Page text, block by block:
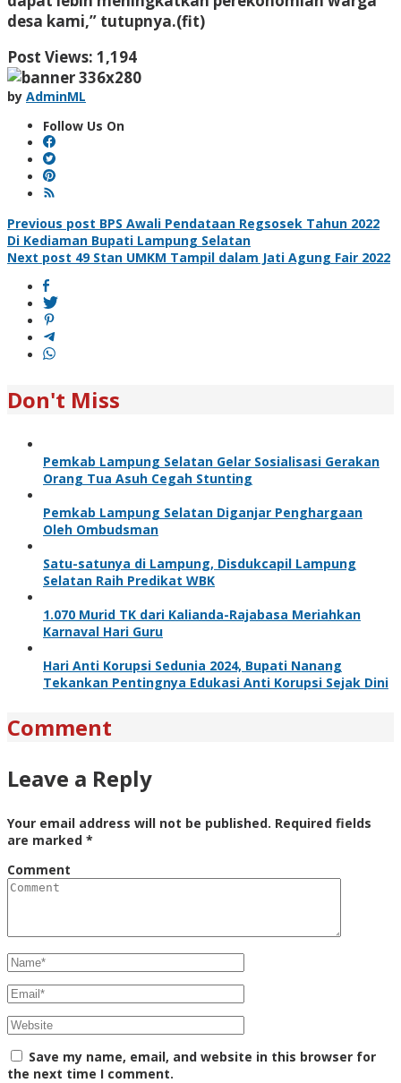
desa kami,” tutupnya.(fit)
Post Views: 1,194
by AdminML
Follow Us On
Post
navigation
Previous post BPS Awali Pendataan Regsosek Tahun 2022
Di Kediaman Bupati Lampung Selatan
Next post 49 Stan UMKM Tampil dalam Jati Agung Fair 2022
Don't Miss
Pemkab Lampung Selatan Gelar Sosialisasi Gerakan
Orang Tua Asuh Cegah Stunting
Pemkab Lampung Selatan Diganjar Penghargaan
Oleh Ombudsman
Satu-satunya di Lampung, Disdukcapil Lampung
Selatan Raih Predikat WBK
1.070 Murid TK dari Kalianda-Rajabasa Meriahkan
Karnaval Hari Guru
Hari Anti Korupsi Sedunia 2024, Bupati Nanang
Tekankan Pentingnya Edukasi Anti Korupsi Sejak Dini
Comment
Leave a Reply
Your email address will not be published. Required fields
are marked *
Comment
Save my name, email, and website in this browser for
the next time I comment.